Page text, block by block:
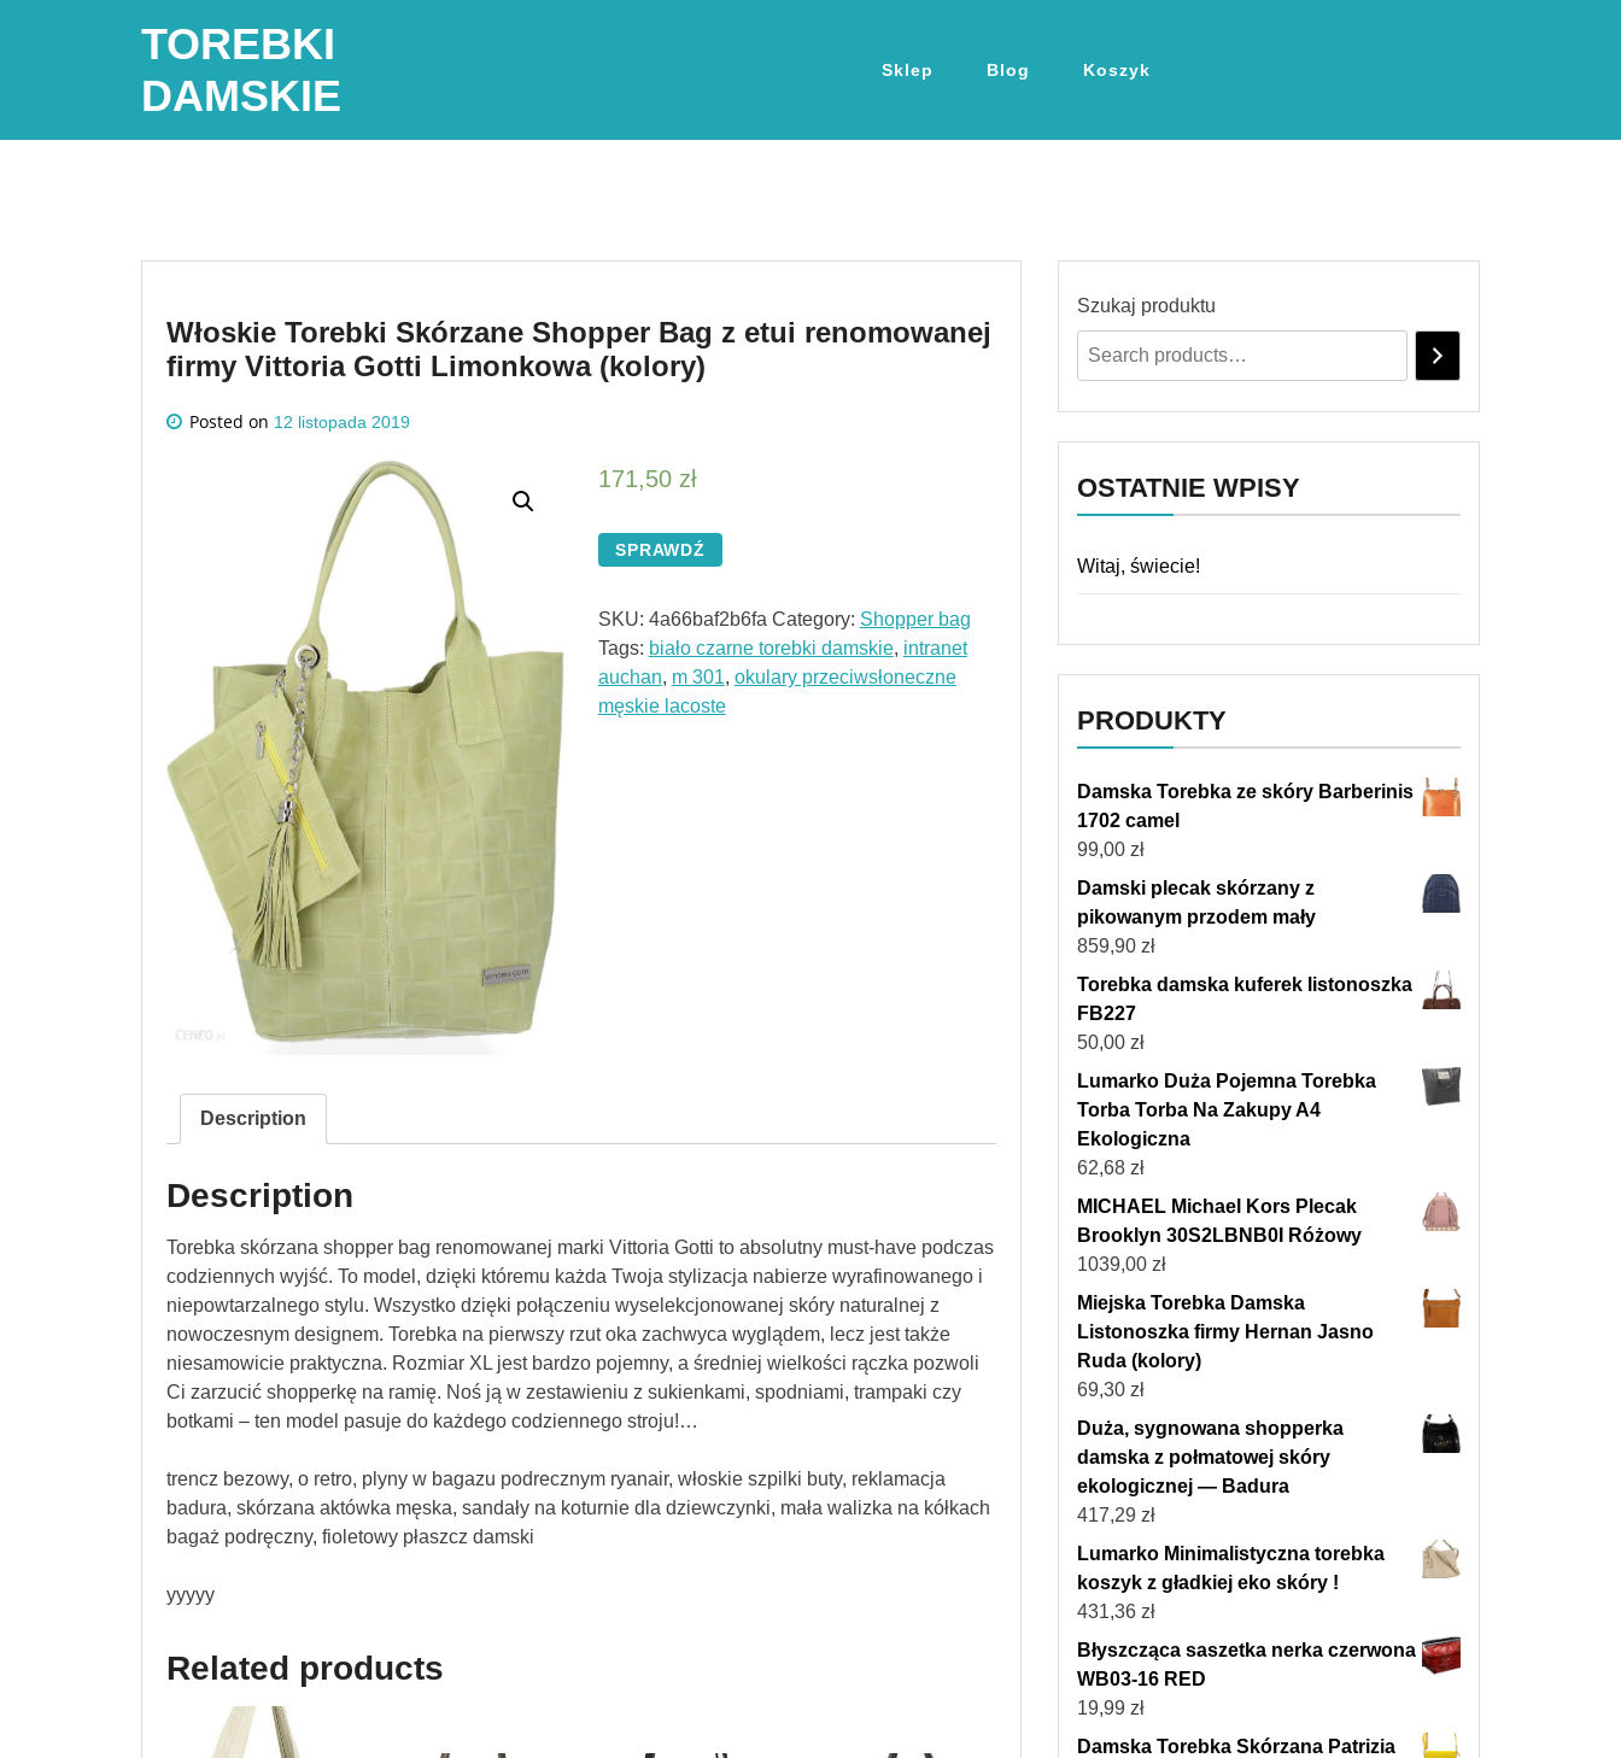
TOREBKI
DAMSKIE
Sklep Blog Koszyk
Włoskie Torebki Skórzane Shopper Bag z etui renomowanej
firmy Vittoria Gotti Limonkowa (kolory)
Posted on 12 listopada 2019
171,50 zł
SPRAWDŹ
SKU: 4a66baf2b6fa Category: Shopper bag
Tags: biało czarne torebki damskie, intranet
auchan, m 301, okulary przeciwsłoneczne
męskie lacoste
Description
Description
Torebka skórzana shopper bag renomowanej marki Vittoria Gotti to absolutny must-have podczas
codziennych wyjść. To model, dzięki któremu każda Twoja stylizacja nabierze wyrafinowanego i
niepowtarzalnego stylu. Wszystko dzięki połączeniu wyselekcjonowanej skóry naturalnej z
nowoczesnym designem. Torebka na pierwszy rzut oka zachwyca wyglądem, lecz jest także
niesamowicie praktyczna. Rozmiar XL jest bardzo pojemny, a średniej wielkości rączka pozwoli
Ci zarzucić shopperkę na ramię. Noś ją w zestawieniu z sukienkami, spodniami, trampaki czy
botkami – ten model pasuje do każdego codziennego stroju!…
trencz bezowy, o retro, plyny w bagazu podrecznym ryanair, włoskie szpilki buty, reklamacja
badura, skórzana aktówka męska, sandały na koturnie dla dziewczynki, mała walizka na kółkach
bagaż podręczny, fioletowy płaszcz damski
yyyyy
Related products
Szukaj produktu
OSTATNIE WPISY
Witaj, świecie!
PRODUKTY
Damska Torebka ze skóry Barberinis
1702 camel
99,00 zł
Damski plecak skórzany z
pikowanym przodem mały
859,90 zł
Torebka damska kuferek listonoszka
FB227
50,00 zł
Lumarko Duża Pojemna Torebka
Torba Torba Na Zakupy A4
Ekologiczna
62,68 zł
MICHAEL Michael Kors Plecak
Brooklyn 30S2LBNB0I Różowy
1039,00 zł
Miejska Torebka Damska
Listonoszka firmy Hernan Jasno
Ruda (kolory)
69,30 zł
Duża, sygnowana shopperka
damska z połmatowej skóry
ekologicznej — Badura
417,29 zł
Lumarko Minimalistyczna torebka
koszyk z gładkiej eko skóry !
431,36 zł
Błyszcząca saszetka nerka czerwona
WB03-16 RED
19,99 zł
Damska Torebka Skórzana Patrizia